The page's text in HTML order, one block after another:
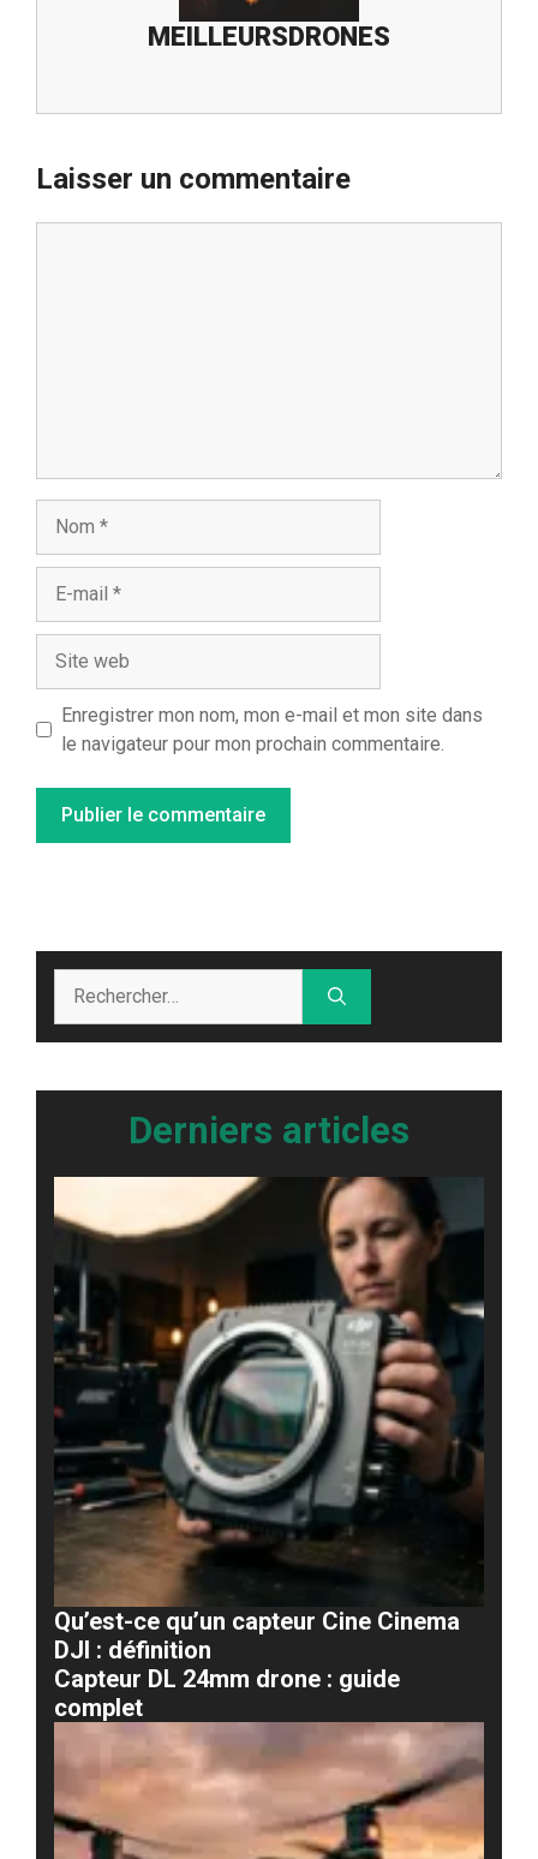
MEILLEURSDRONES
Laisser un commentaire
mail
web
Enregistrer mon nom, mon e-mail et mon site dans
le navigateur pour mon prochain commentaire.
Derniers articles
Qu’est-ce qu’un capteur Cine Cinema
DJI : définition
Capteur DL 24mm drone : guide
complet